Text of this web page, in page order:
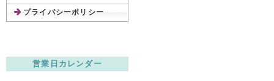
プライバシーポリシー
営業日カレンダー